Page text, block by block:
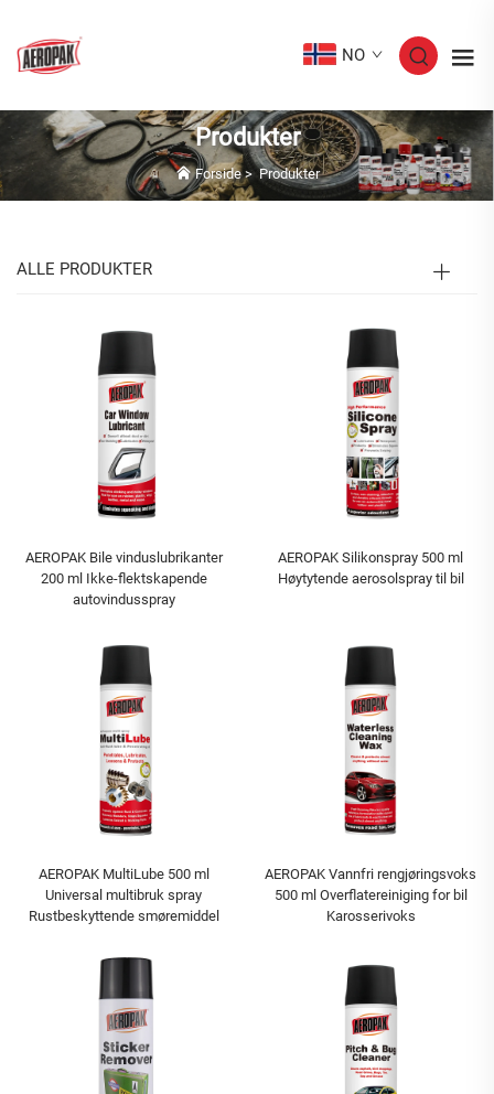
NO
Produkter
Forside>Produkter
ALLE PRODUKTER
AEROPAK Bile vinduslubrikanter
200 ml Ikke-flektskapende
autovindusspray
AEROPAK Silikonspray 500 ml
Høytytende aerosolspray til bil
AEROPAK MultiLube 500 ml
Universal multibruk spray
Rustbeskyttende smøremiddel
AEROPAK Vannfri rengjøringsvoks
500 ml Overflatereiniging for bil
Karosserivoks